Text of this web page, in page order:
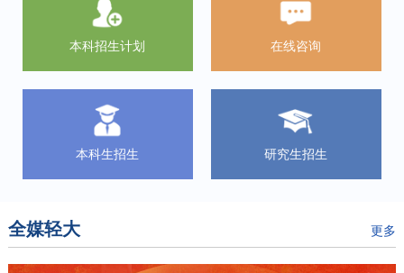
本科招生计划 在线咨询
本科生招生 研究生招生
全媒轻大 更多